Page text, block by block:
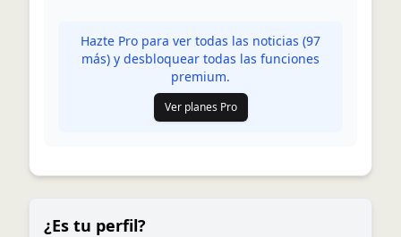
Hazte Pro para ver todas las noticias (97
más) y desbloquear todas las funciones
premium.
Ver planes Pro
¿Es tu perfil?